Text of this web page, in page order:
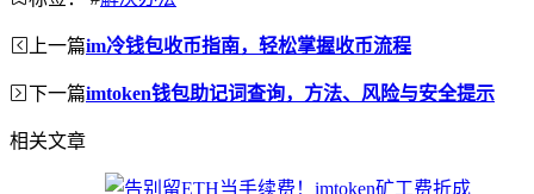
上一篇im冷钱包收币指南，轻松掌握收币流程
下一篇imtoken钱包助记词查询，方法、风险与安全提示
相关文章